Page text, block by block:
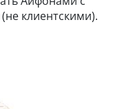
клиентскими).